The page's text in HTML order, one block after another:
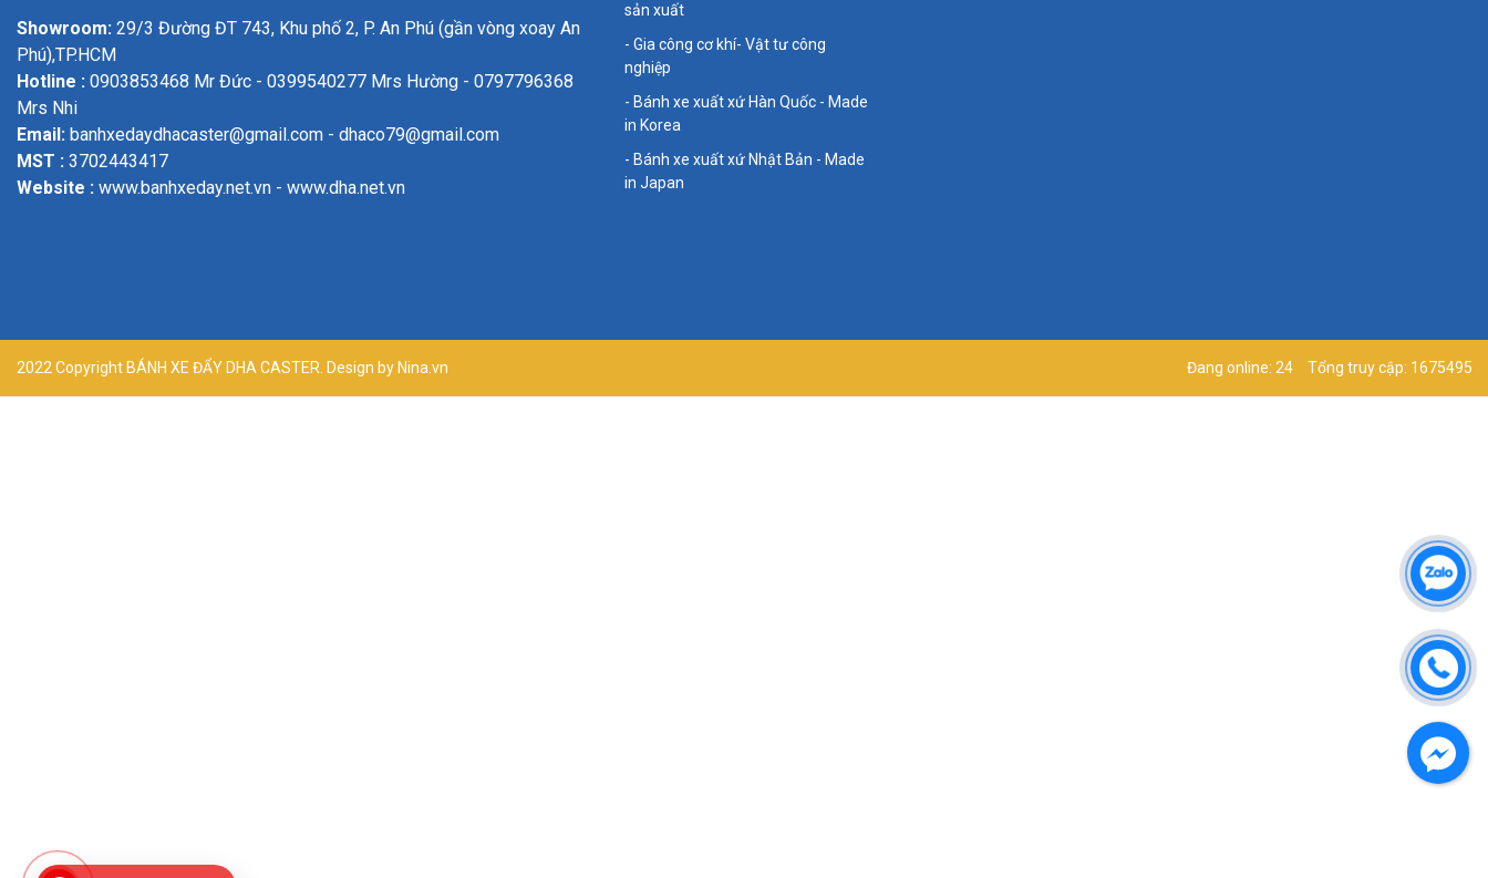
Showroom: 29/3 Đường ĐT 743, Khu phố 2, P. An Phú (gần vòng xoay An
Phú),TP.HCM
Hotline : 0903853468 Mr Đức - 0399540277 Mrs Hường - 0797796368
Mrs Nhi
Email: banhxedaydhacaster@gmail.com - dhaco79@gmail.com
MST : 3702443417
Website : www.banhxeday.net.vn - www.dha.net.vn
sản xuất
- Gia công cơ khí- Vật tư công
nghiệp
- Bánh xe xuất xứ Hàn Quốc - Made
in Korea
- Bánh xe xuất xứ Nhật Bản - Made
in Japan
2022 Copyright BÁNH XE ĐẨY DHA CASTER. Design by Nina.vn Đang online: 24 Tổng truy cập: 1675495